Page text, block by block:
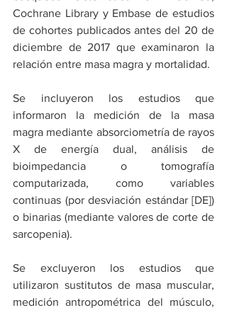
Cochrane Library y Embase de estudios
de cohortes publicados antes del 20 de
diciembre de 2017 que examinaron la
relación entre masa magra y mortalidad.
Se incluyeron los estudios que
informaron la medición de la masa
magra mediante absorciometría de rayos
X de energía dual, análisis de
bioimpedancia o tomografía
computarizada, como variables
continuas (por desviación estándar [DE])
o binarias (mediante valores de corte de
sarcopenia).
Se excluyeron los estudios que
utilizaron sustitutos de masa muscular,
medición antropométrica del músculo,